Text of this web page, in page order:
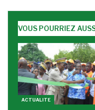
VOUS POURRIEZ
ACTUALITE